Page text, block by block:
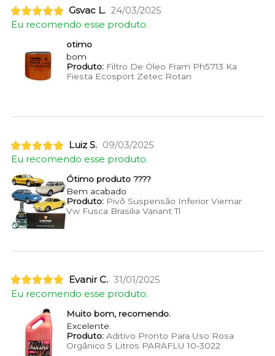
Gsvac L. 24/03/2025
Eu recomendo esse produto.
otimo
bom
Produto:Filtro De Óleo Fram Ph5713 Ka
Fiesta Ecosport Zetec Rotan
Luiz S. 09/03/2025
Eu recomendo esse produto.
Ótimo produto ????
Bem acabado
Produto:Pivô Suspensão Inferior Viemar
Vw Fusca Brasilia Variant Tl
Evanir C. 31/01/2025
Eu recomendo esse produto.
Muito bom, recomendo.
Excelente.
Produto:Aditivo Pronto Para Uso Rosa
Orgânico 5 Litros PARAFLU 10-3022